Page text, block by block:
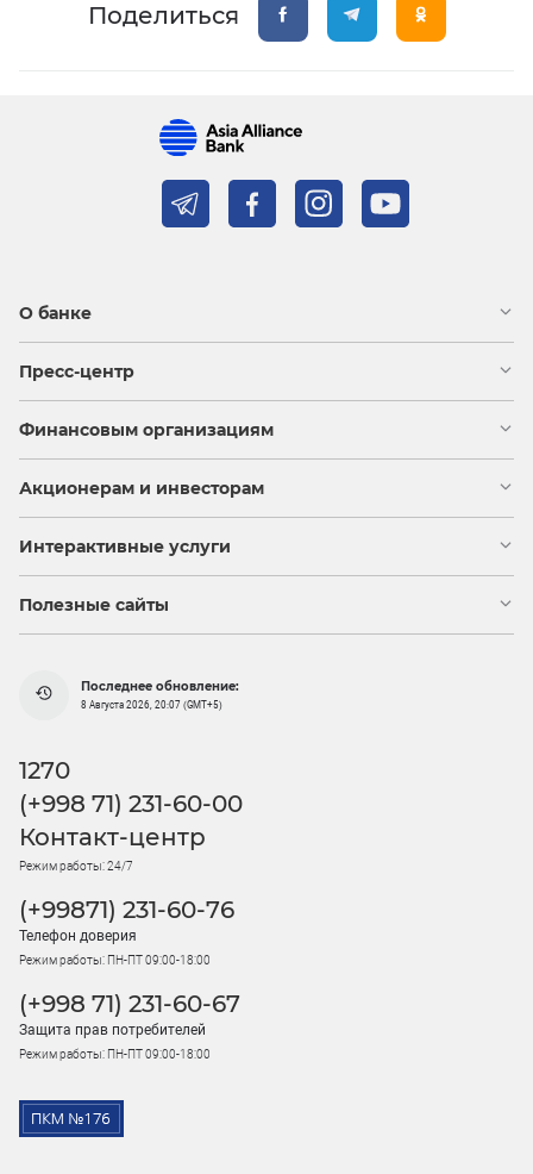
Поделиться
О банке
Пресс-центр
Финансовым организациям
Акционерам и инвесторам
Интерактивные услуги
Полезные сайты
Последнее обновление:
8 Августа 2026, 20:07 (GMT+5)
1270
(+998 71) 231-60-00
Контакт-центр
Режим работы: 24/7
(+99871) 231-60-76
Телефон доверия
Режим работы: ПН-ПТ 09:00-18:00
(+998 71) 231-60-67
Защита прав потребителей
Режим работы: ПН-ПТ 09:00-18:00